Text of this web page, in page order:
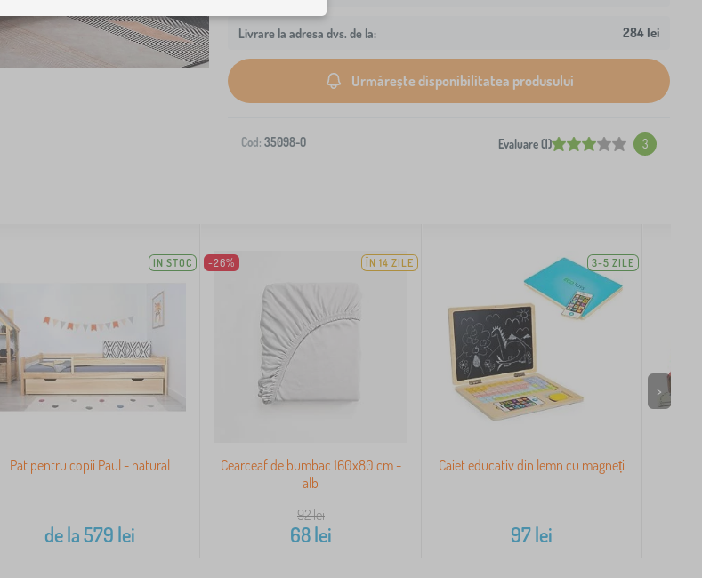
Livrare la adresa dvs. de la: 284 lei
Urmărește disponibilitatea produsului
Cod: 35098-0 Evaluare (1) 3
IN STOC
Pat pentru copii Paul - natural
de la579 lei
-26% ÎN 14 ZILE
Cearceaf de bumbac 160x80 cm -
alb
92lei
68lei
3-5 ZILE
Caiet educativ din lemn cu magneți
97lei
>